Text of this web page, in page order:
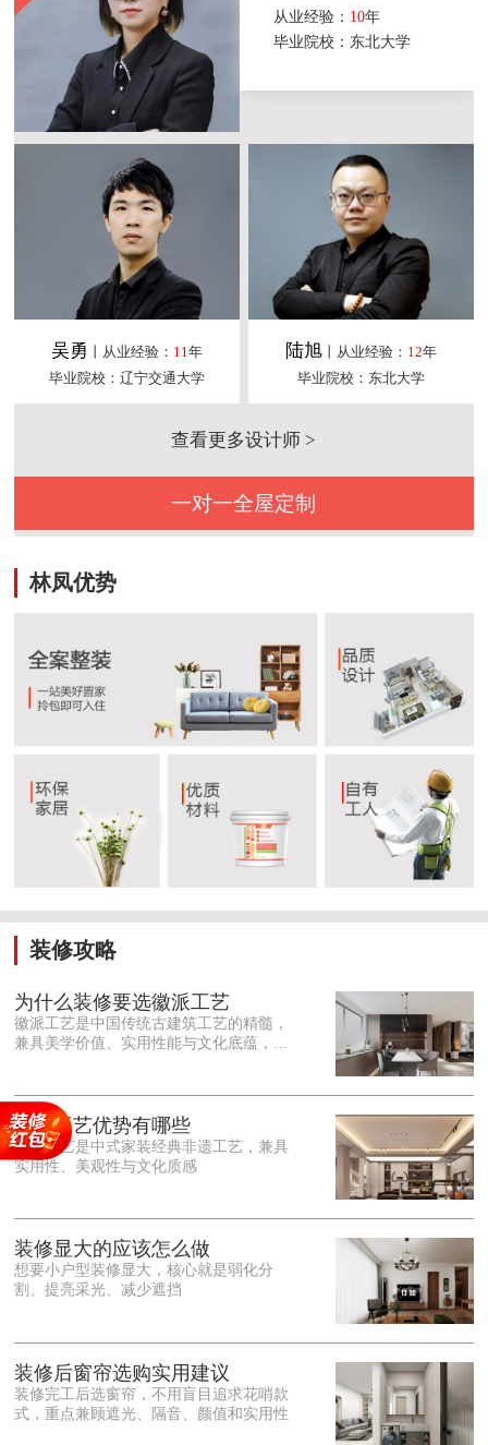
从业经验： 10年
毕业院校：东北大学
吴勇 丨从业经验： 11年
毕业院校：辽宁交通大学
陆旭丨从业经验： 12年
毕业院校：东北大学
查看更多设计师 >
一对一全屋定制
林凤优势
装修攻略
为什么装修要选徽派工艺
徽派工艺是中国传统古建筑工艺的精髓，
兼具美学价值、实用性能与文化底蕴，优
雕细琢的砖、木、石雕为特色，线条古朴
大气，意境悠远，自带东方中式雅致韵
味，耐看且不易过时。<o:p></o:p> 在工
艺品质上，徽派工艺遵循古法匠心工序，
保耐用，抗风化、耐腐蚀，使用
徽派工艺优势有哪些
徽派工艺是中式家装经典非遗工艺，兼具
实用性、美观性与文化质感
装修显大的应该怎么做
想要小户型装修显大，核心就是弱化分
割、提亮采光、减少遮挡
装修后窗帘选购实用建议
装修完工后选窗帘，不用盲目追求花哨款
式，重点兼顾遮光、隔音、颜值和实用性